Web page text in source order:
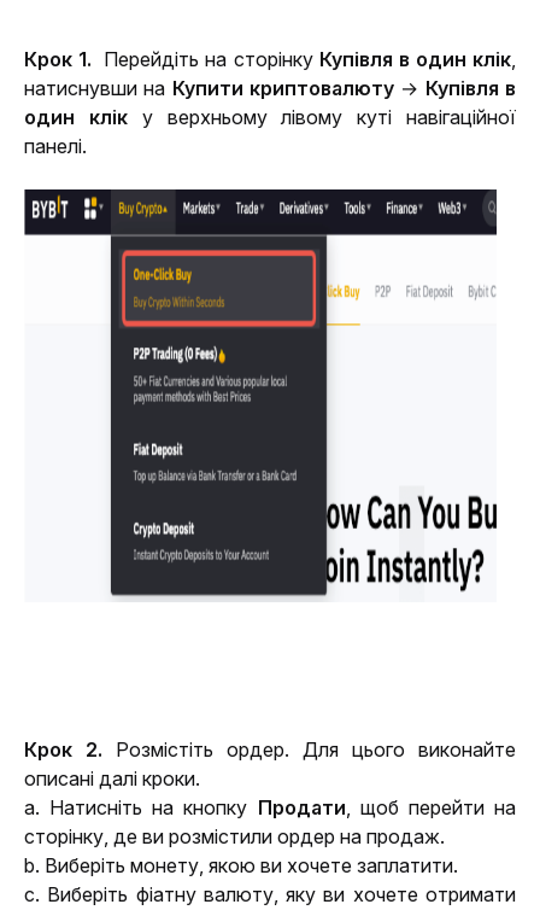
Крок 1. Перейдіть на сторінку Купівля в один клік,
натиснувши на Купити криптовалюту → Купівля в
один клік у верхньому лівому куті навігаційної
панелі.
Крок 2. Розмістіть ордер. Для цього виконайте
описані далі кроки.
a. Натисніть на кнопку Продати, щоб перейти на
сторінку, де ви розмістили ордер на продаж.
b. Виберіть монету, якою ви хочете заплатити.
c. Виберіть фіатну валюту, яку ви хочете отримати